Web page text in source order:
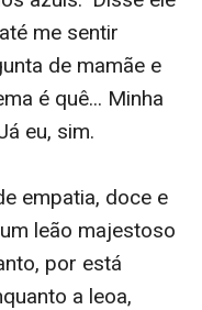
me sentir
de mamãe e
é quê... Minha
eu, sim.
empatia, doce e
leão majestoso
por está
a leoa,